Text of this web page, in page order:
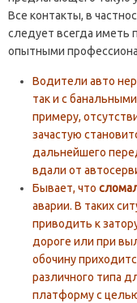
Все контакты, в
следует всегда иметь
опытными
Водители авто
так и с
примеру,
зачастую
дальнейшего
вдали от
Бывает, что
аварии. В таких
приводить к
дороге или при
обочину
различного типа
платформу с